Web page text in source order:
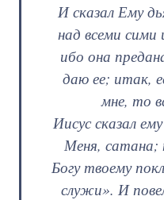
И сказал Ему
над всеми
ибо она
даю ее; итак,
мне, то
Иисус сказал
Меня, сатана;
Богу твоему
служи». И